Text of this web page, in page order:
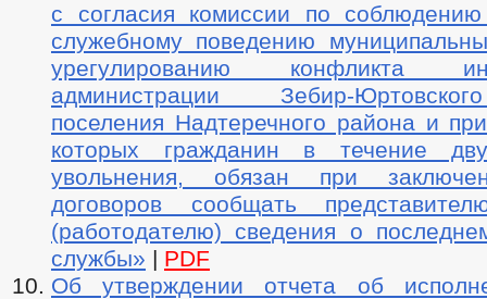
с согласия комиссии по
служебному поведению
урегулированию конфликта
администрации Зебир-
поселения Надтеречного района и
которых гражданин в течение
увольнения, обязан при
договоров сообщать
(работодателю) сведения о
службы» | PDF
Об утверждении отчета об